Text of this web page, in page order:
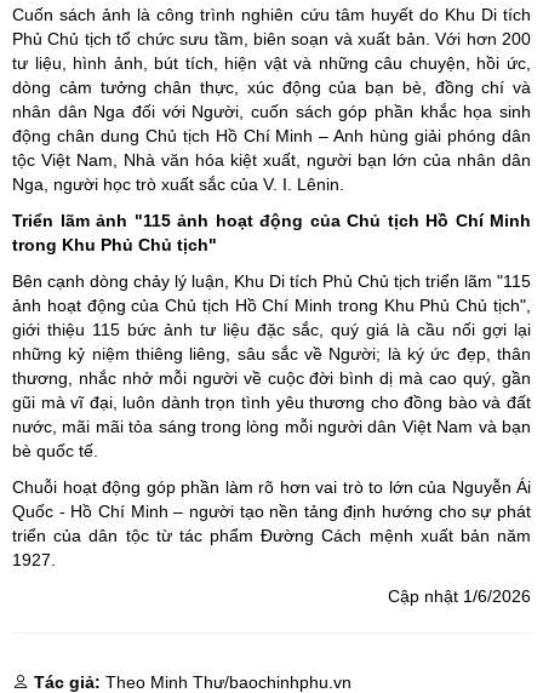
Cuốn sách ảnh là công trình nghiên cứu tâm huyết do Khu Di tích
Phủ Chủ tịch tổ chức sưu tầm, biên soạn và xuất bản. Với hơn 200
tư liệu, hình ảnh, bút tích, hiện vật và những câu chuyện, hồi ức,
dòng cảm tưởng chân thực, xúc động của bạn bè, đồng chí và
nhân dân Nga đối với Người, cuốn sách góp phần khắc họa sinh
động chân dung Chủ tịch Hồ Chí Minh – Anh hùng giải phóng dân
tộc Việt Nam, Nhà văn hóa kiệt xuất, người bạn lớn của nhân dân
Nga, người học trò xuất sắc của V. I. Lênin.
Triển lãm ảnh "115 ảnh hoạt động của Chủ tịch Hồ Chí Minh
trong Khu Phủ Chủ tịch"
Bên cạnh dòng chảy lý luận, Khu Di tích Phủ Chủ tịch triển lãm "115
ảnh hoạt động của Chủ tịch Hồ Chí Minh trong Khu Phủ Chủ tịch",
giới thiệu 115 bức ảnh tư liệu đặc sắc, quý giá là cầu nối gợi lại
những kỷ niệm thiêng liêng, sâu sắc về Người; là ký ức đẹp, thân
thương, nhắc nhở mỗi người về cuộc đời bình dị mà cao quý, gần
gũi mà vĩ đại, luôn dành trọn tình yêu thương cho đồng bào và đất
nước, mãi mãi tỏa sáng trong lòng mỗi người dân Việt Nam và bạn
bè quốc tế.
Chuỗi hoạt động góp phần làm rõ hơn vai trò to lớn của Nguyễn Ái
Quốc - Hồ Chí Minh – người tạo nền tảng định hướng cho sự phát
triển của dân tộc từ tác phẩm Đường Cách mệnh xuất bản năm
1927.
Cập nhật 1/6/2026
Tác giả: Theo Minh Thư/baochinhphu.vn